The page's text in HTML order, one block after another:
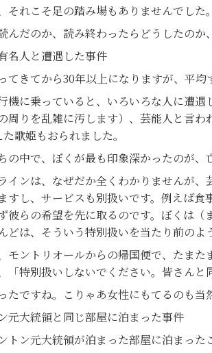
それこそ足の踏み場もありませんでした
んだのか、読み終わったらどうしたのか
名人と遭遇した事件
てきてから30年以上になりますが、平均
機に乗っていると、いろいろな人に遭遇
周りを乱雑に汚します）、芸能人と言
歌姫もおられました。
の中で、ぼくが最も印象深かったのが、
インは、なぜだか全くわかりませんが
すし、サービスも別扱いです。例えば
彼らの希望を先に取るのです。ぼくは
どは、そういう特別扱いを当たり前のよ
モントリオールからの帰国便で、たま
「特別扱いしないでください。皆さん
たですね。こりゃあ女性にもてるのも当
元大統領と同じ部屋に泊まった事件
トン元大統領が泊まった部屋に泊まった